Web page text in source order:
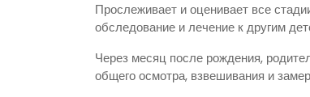
Прослеживает и оценивает все
обследование и лечение к другим
Через месяц после рождения,
общего осмотра, взвешивания и